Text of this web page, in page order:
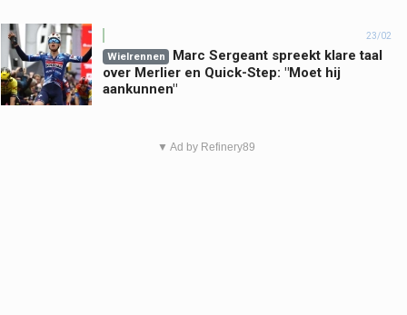
23/02
Wielrennen
Marc Sergeant spreekt klare taal
over Merlier en Quick-Step: "Moet hij
aankunnen"
▼ Ad by Refinery89